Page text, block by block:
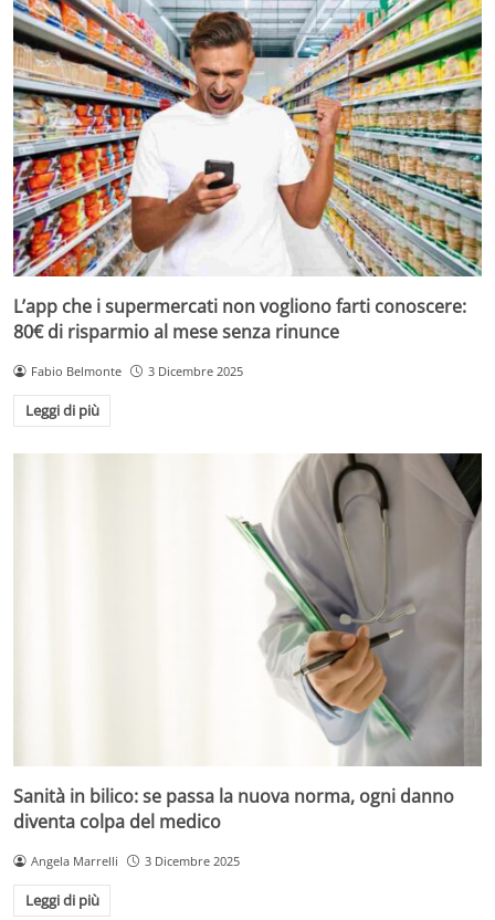
L’app che i supermercati non vogliono farti conoscere:
80€ di risparmio al mese senza rinunce
Fabio Belmonte 3 Dicembre 2025
Leggi di più
Sanità in bilico: se passa la nuova norma, ogni danno
diventa colpa del medico
Angela Marrelli 3 Dicembre 2025
Leggi di più